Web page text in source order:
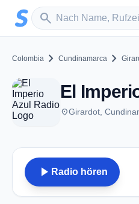
Zum Hauptinhalt springen
search
Sender suchen
Colombia chevron_right Cundinamarca chevron_right
placeGirardot,
play_arrow Radio hören